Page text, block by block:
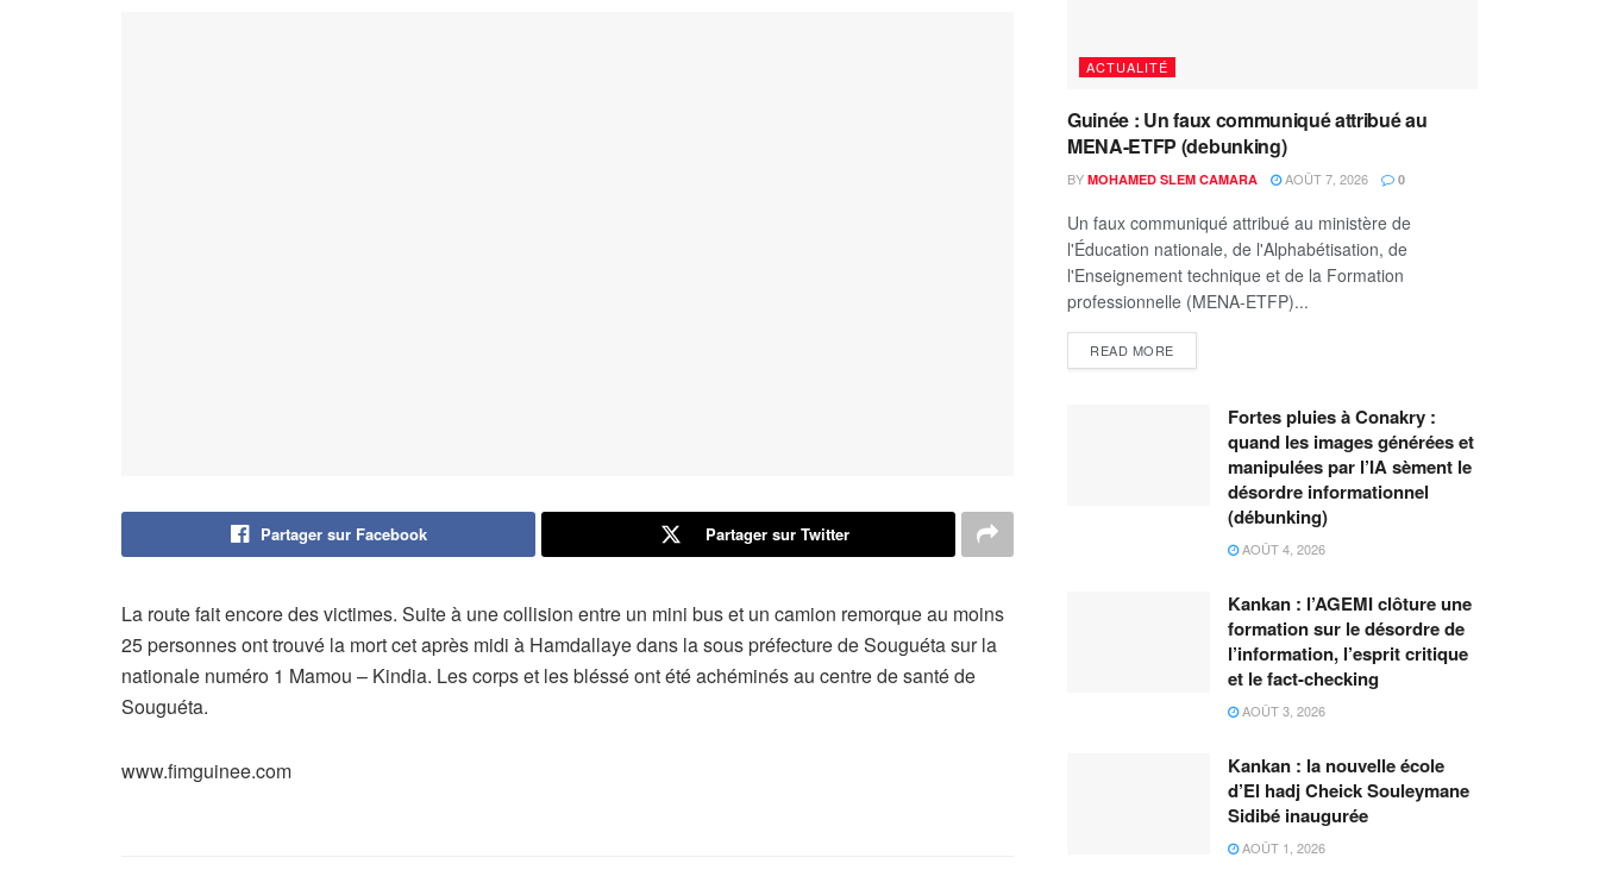
Partager sur Facebook Partager sur Twitter
La route fait encore des victimes. Suite à une collision entre un mini bus et un camion remorque au moins
25 personnes ont trouvé la mort cet après midi à Hamdallaye dans la sous préfecture de Souguéta sur la
nationale numéro 1 Mamou – Kindia. Les corps et les bléssé ont été achéminés au centre de santé de
Souguéta.
www.fimguinee.com
ACTUALITÉ
Guinée : Un faux communiqué attribué au
MENA-ETFP (debunking)
BY MOHAMED SLEM CAMARA AOÛT 7, 2026 0
Un faux communiqué attribué au ministère de
l'Éducation nationale, de l'Alphabétisation, de
l'Enseignement technique et de la Formation
professionnelle (MENA-ETFP)...
READ MORE
Fortes pluies à Conakry :
quand les images générées et
manipulées par l’IA sèment le
désordre informationnel
(débunking)
AOÛT 4, 2026
Kankan : l’AGEMI clôture une
formation sur le désordre de
l’information, l’esprit critique
et le fact-checking
AOÛT 3, 2026
Kankan : la nouvelle école
d’El hadj Cheick Souleymane
Sidibé inaugurée
AOÛT 1, 2026